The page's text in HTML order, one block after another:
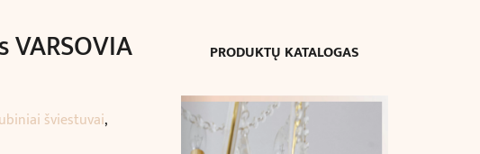
šviestuvai,
PRODUKTŲ KATALOGAS